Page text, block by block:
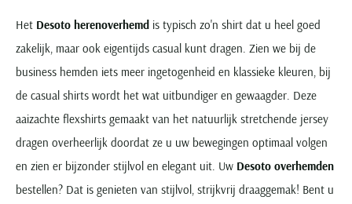
Het Desoto herenoverhemd is typisch zo'n shirt dat u heel goed
zakelijk, maar ook eigentijds casual kunt dragen. Zien we bij de
business hemden iets meer ingetogenheid en klassieke kleuren, bij
de casual shirts wordt het wat uitbundiger en gewaagder. Deze
aaizachte flexshirts gemaakt van het natuurlijk stretchende jersey
dragen overheerlijk doordat ze u uw bewegingen optimaal volgen
en zien er bijzonder stijlvol en elegant uit. Uw Desoto overhemden
bestellen? Dat is genieten van stijlvol, strijkvrij draaggemak! Bent u